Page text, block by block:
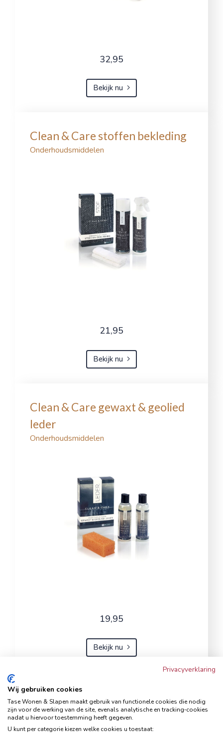
32,95
Bekijk nu
Clean & Care stoffen bekleding
Onderhoudsmiddelen
21,95
Bekijk nu
Clean & Care gewaxt & geolied
leder
Onderhoudsmiddelen
19,95
Bekijk nu
Hoekbank Famanti lichtgrijs
rechts
Hoekbanken
Privacyverklaring
Wij gebruiken cookies
Tase Wonen & Slapen maakt gebruik van functionele cookies die nodig
zijn voor de werking van de site, evenals analytische en tracking‑cookies
nadat u hiervoor toestemming heeft gegeven.
U kunt per categorie kiezen welke cookies u toestaat: